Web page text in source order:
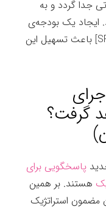
جدا گردد و به
ایجاد یک بودجه‌ی
ویژه موسوم به بودجه استراتژی[SRTATEX] باعث تسهیل این
گرفت؟
پاسخگویی برای
هستند. بر همین
مضمون استراتژیک